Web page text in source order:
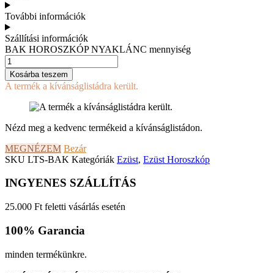
További információk
Szállítási információk
BAK HOROSZKÓP NYAKLÁNC mennyiség
Kosárba teszem
A termék a kívánságlistádra került.
Nézd meg a kedvenc termékeid a kívánságlistádon.
MEGNÉZEM Bezár
SKU LTS-BAK Kategóriák Ezüst, Ezüst Horoszkóp
INGYENES SZÁLLÍTÁS
25.000 Ft feletti vásárlás esetén
100% Garancia
minden termékünkre.